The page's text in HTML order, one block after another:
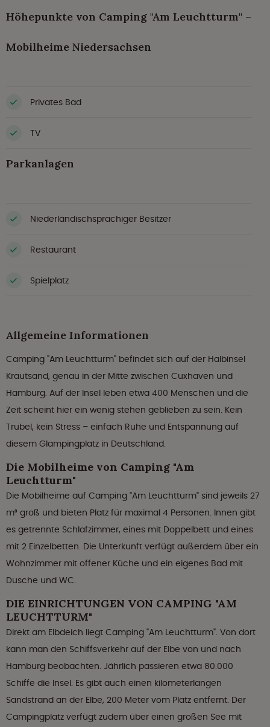
Höhepunkte von Camping "Am Leuchtturm" –
Mobilheime Niedersachsen
Privates Bad
TV
Parkanlagen
Niederländischsprachiger Besitzer
Restaurant
Spielplatz
Allgemeine Informationen
Camping "Am Leuchtturm" befindet sich auf der Halbinsel
Krautsand, genau in der Mitte zwischen Cuxhaven und
Hamburg. Auf der Insel leben etwa 400 Menschen und die
Zeit scheint hier ein wenig stehen geblieben zu sein. Kein
Trubel, kein Stress – einfach Ruhe und Entspannung auf
diesem Glampingplatz in Deutschland.
Die Mobilheime von Camping "Am
Leuchtturm"
Die Mobilheime auf Camping "Am Leuchtturm" sind jeweils 27
m³ groß und bieten Platz für maximal 4 Personen. Innen gibt
es getrennte Schlafzimmer, eines mit Doppelbett und eines
mit 2 Einzelbetten. Die Unterkunft verfügt außerdem über ein
Wohnzimmer mit offener Küche und ein eigenes Bad mit
Dusche und WC.
DIE EINRICHTUNGEN VON CAMPING "AM
LEUCHTTURM"
Direkt am Elbdeich liegt Camping "Am Leuchtturm". Von dort
kann man den Schiffsverkehr auf der Elbe von und nach
Hamburg beobachten. Jährlich passieren etwa 80.000
Schiffe die Insel. Es gibt auch einen kilometerlangen
Sandstrand an der Elbe, 200 Meter vom Platz entfernt. Der
Campingplatz verfügt zudem über einen großen See mit